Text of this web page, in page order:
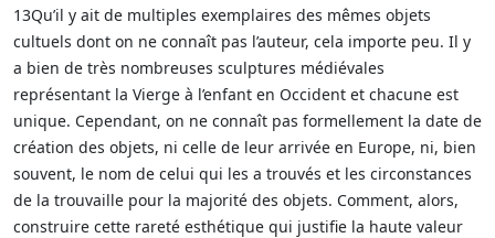
13Qu’il y ait de multiples exemplaires des mêmes objets
cultuels dont on ne connaît pas l’auteur, cela importe peu. Il y
a bien de très nombreuses sculptures médiévales
représentant la Vierge à l’enfant en Occident et chacune est
unique. Cependant, on ne connaît pas formellement la date de
création des objets, ni celle de leur arrivée en Europe, ni, bien
souvent, le nom de celui qui les a trouvés et les circonstances
de la trouvaille pour la majorité des objets. Comment, alors,
construire cette rareté esthétique qui justifie la haute valeur